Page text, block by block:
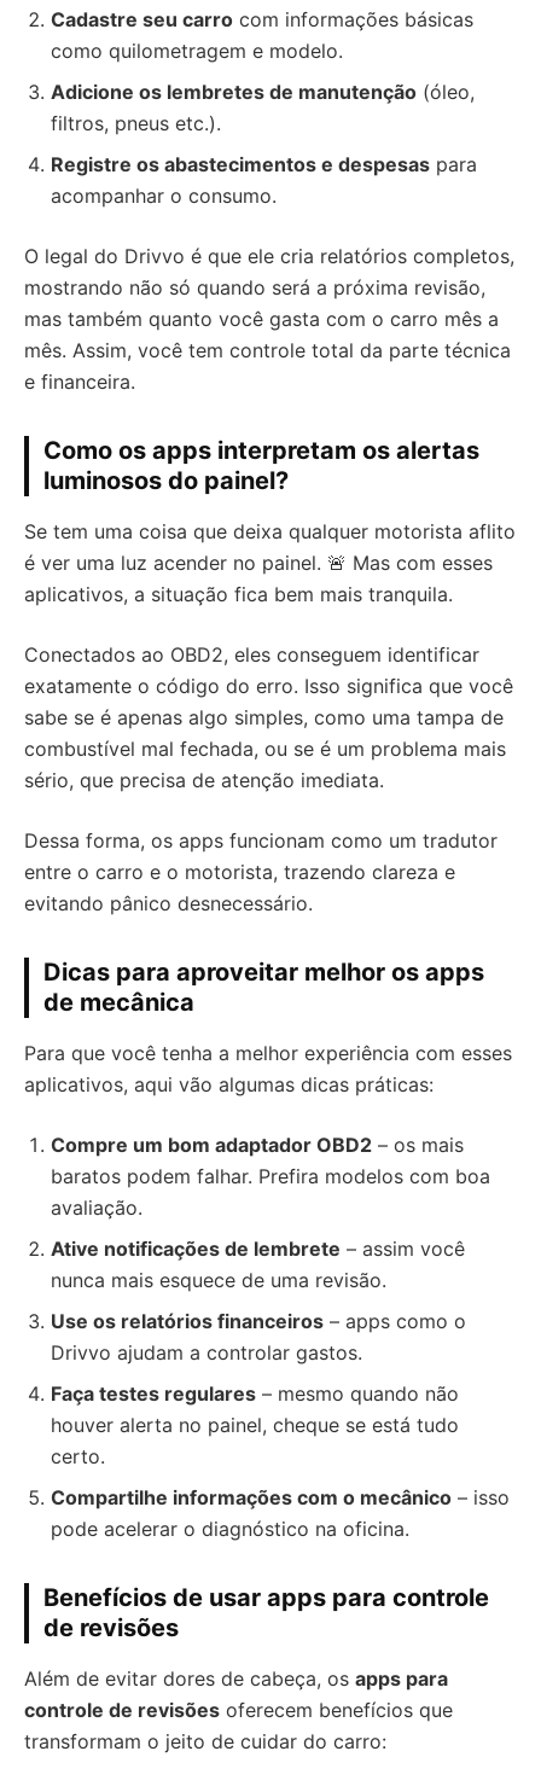
Cadastre seu carro com informações básicas
como quilometragem e modelo.
Adicione os lembretes de manutenção (óleo,
filtros, pneus etc.).
Registre os abastecimentos e despesas para
acompanhar o consumo.
O legal do Drivvo é que ele cria relatórios completos,
mostrando não só quando será a próxima revisão,
mas também quanto você gasta com o carro mês a
mês. Assim, você tem controle total da parte técnica
e financeira.
Como os apps interpretam os alertas
luminosos do painel?
Se tem uma coisa que deixa qualquer motorista aflito
é ver uma luz acender no painel. 🚨 Mas com esses
aplicativos, a situação fica bem mais tranquila.
Conectados ao OBD2, eles conseguem identificar
exatamente o código do erro. Isso significa que você
sabe se é apenas algo simples, como uma tampa de
combustível mal fechada, ou se é um problema mais
sério, que precisa de atenção imediata.
Dessa forma, os apps funcionam como um tradutor
entre o carro e o motorista, trazendo clareza e
evitando pânico desnecessário.
Dicas para aproveitar melhor os apps
de mecânica
Para que você tenha a melhor experiência com esses
aplicativos, aqui vão algumas dicas práticas:
Compre um bom adaptador OBD2 – os mais
baratos podem falhar. Prefira modelos com boa
avaliação.
Ative notificações de lembrete – assim você
nunca mais esquece de uma revisão.
Use os relatórios financeiros – apps como o
Drivvo ajudam a controlar gastos.
Faça testes regulares – mesmo quando não
houver alerta no painel, cheque se está tudo
certo.
Compartilhe informações com o mecânico – isso
pode acelerar o diagnóstico na oficina.
Benefícios de usar apps para controle
de revisões
Além de evitar dores de cabeça, os apps para
controle de revisões oferecem benefícios que
transformam o jeito de cuidar do carro: